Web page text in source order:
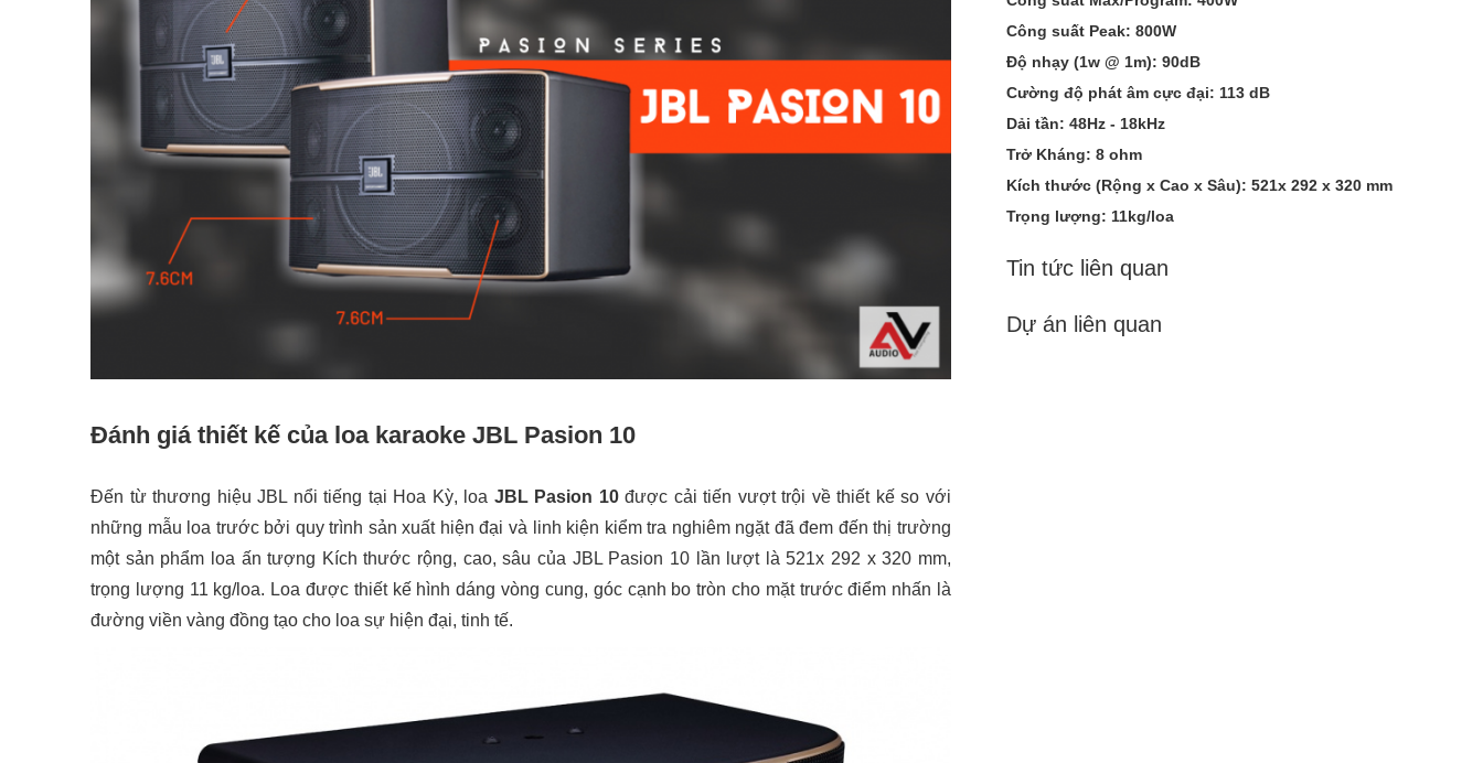
Đánh giá thiết kế của loa karaoke JBL Pasion 10
Đến từ thương hiệu JBL nổi tiếng tại Hoa Kỳ, loa JBL Pasion 10được cải tiến vượt trội về thiết kế so với
những mẫu loa trước bởi quy trình sản xuất hiện đại và linh kiện kiểm tra nghiêm ngặt đã đem đến thị trường
một sản phẩm loa ấn tượng Kích thước rộng, cao, sâu của JBL Pasion 10 lần lượt là 521x 292 x 320 mm,
trọng lượng 11 kg/loa. Loa được thiết kế hình dáng vòng cung, góc cạnh bo tròn cho mặt trước điểm nhấn là
đường viền vàng đồng tạo cho loa sự hiện đại, tinh tế.
Công suất Peak: 800W
Độ nhạy (1w @ 1m): 90dB
Cường độ phát âm cực đại: 113 dB
Dải tần: 48Hz - 18kHz
Trở Kháng: 8 ohm
Kích thước (Rộng x Cao x Sâu): 521x 292 x 320 mm
Trọng lượng: 11kg/loa
Tin tức liên quan
Dự án liên quan